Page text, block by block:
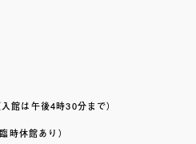
入館は午後4時30分まで）
時休館あり）